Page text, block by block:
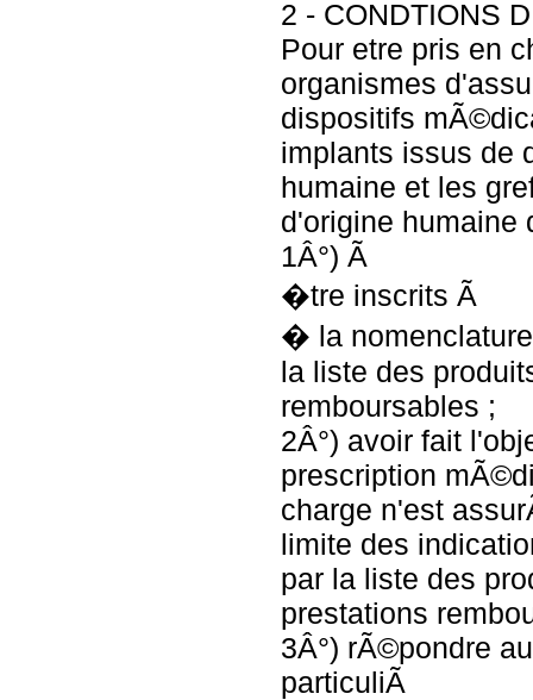
2 - CONDTIONS
Pour etre pris en
organismes
dispositifs
implants issus de
humaine et les
d'origine humaine
1Â°) Ã
�tre inscrits Ã
� la
la liste des
remboursables ;
2Â°) avoir fait
prescription
charge n'est
limite des
par la liste des
prestations
3Â°) rÃ©pondre
particuliÃ